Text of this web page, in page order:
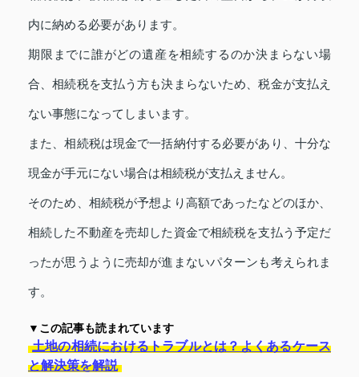
内に納める必要があります。
期限までに誰がどの遺産を相続するのか決まらない場
合、相続税を支払う方も決まらないため、税金が支払え
ない事態になってしまいます。
また、相続税は現金で一括納付する必要があり、十分な
現金が手元にない場合は相続税が支払えません。
そのため、相続税が予想より高額であったなどのほか、
相続した不動産を売却した資金で相続税を支払う予定だ
ったが思うように売却が進まないパターンも考えられま
す。
▼この記事も読まれています
土地の相続におけるトラブルとは？よくあるケース
と解決策を解説